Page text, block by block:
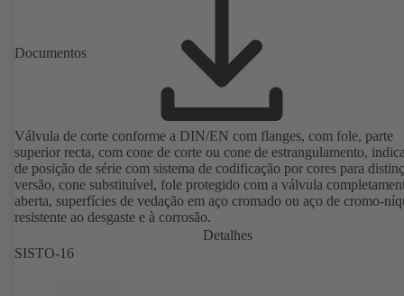
Documentos
Válvula de corte conforme a DIN/EN com flanges, com fole, parte
superior recta, com cone de corte ou cone de estrangulamento,
de posição de série com sistema de codificação por cores para
versão, cone substituível, fole protegido com a válvula
aberta, superfícies de vedação em aço cromado ou aço de cromo-
resistente ao desgaste e à corrosão.
Detalhes
SISTO-16